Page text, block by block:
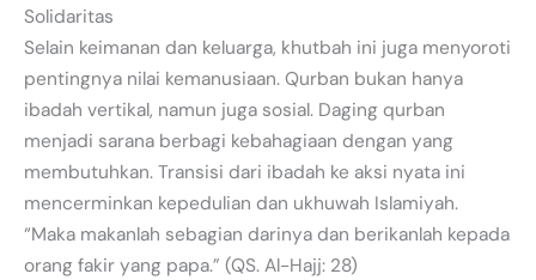
Solidaritas
Selain keimanan dan keluarga, khutbah ini juga menyoroti
pentingnya nilai kemanusiaan. Qurban bukan hanya
ibadah vertikal, namun juga sosial. Daging qurban
menjadi sarana berbagi kebahagiaan dengan yang
membutuhkan. Transisi dari ibadah ke aksi nyata ini
mencerminkan kepedulian dan ukhuwah Islamiyah.
“Maka makanlah sebagian darinya dan berikanlah kepada
orang fakir yang papa.” (QS. Al-Hajj: 28)